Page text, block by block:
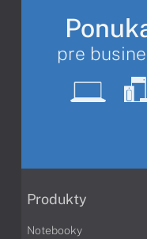
pre
Produkty
Notebooky